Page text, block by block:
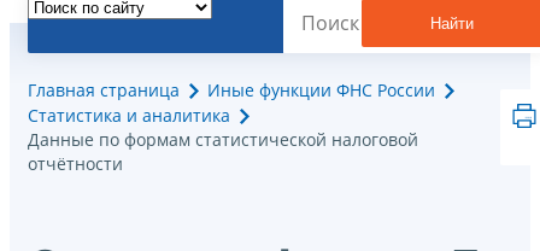
Найти
Главная страница
Иные функции ФНС России
Статистика и аналитика
Данные по формам статистической налоговой
отчётности